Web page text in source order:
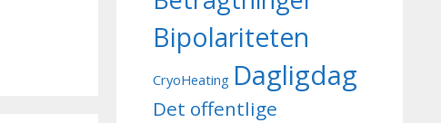
Bipolariteten
CryoHeating Dagligdag
Det offentlige